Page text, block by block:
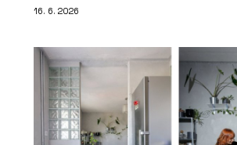
16. 6. 2026